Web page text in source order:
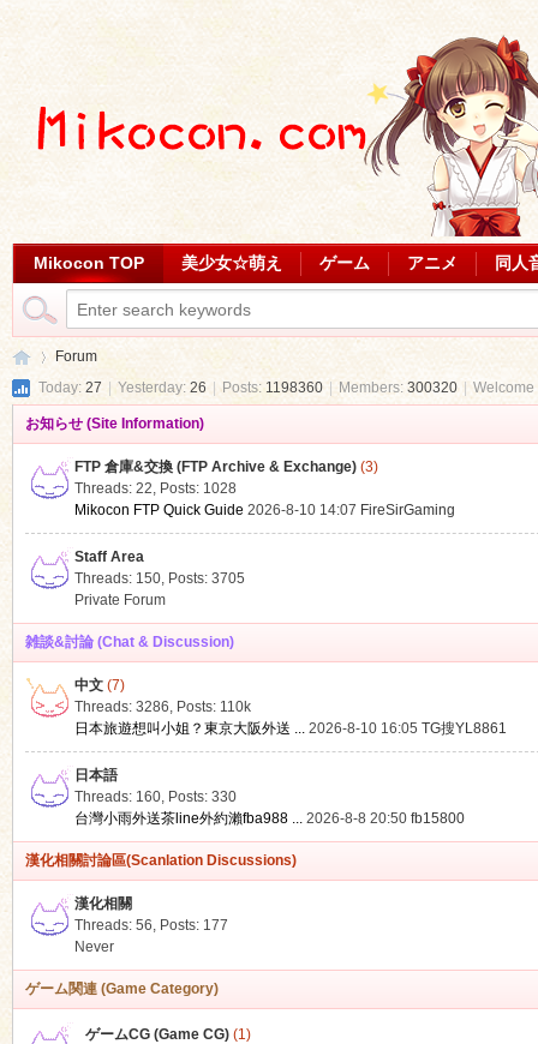
Mikocon TOP 美少女☆萌え ゲーム アニメ 同人
Forum
Today: 27 Yesterday: 26 Posts: 1198360 Members: 300320
お知らせ (Site Information)
FTP 倉庫&交換 (FTP Archive & Exchange)(3)
Threads: 22, Posts: 1028
Mikocon FTP Quick Guide 2026-8-10 14:07 FireSirGaming
Staff Area
Threads: 150, Posts: 3705
Private Forum
雑談&討論 (Chat & Discussion)
中文(7)
Threads: 3286, Posts: 110k
日本旅遊想叫小姐？東京大阪外送 ... 2026-8-10 16:05 TG搜YL8861
日本語
Threads: 160, Posts: 330
台灣小雨外送茶line外約瀨fba988 ... 2026-8-8 20:50 fb15800
漢化相關討論區(Scanlation Discussions)
漢化相關
Threads: 56, Posts: 177
Never
ゲーム関連 (Game Category)
ゲームCG (Game CG)(1)